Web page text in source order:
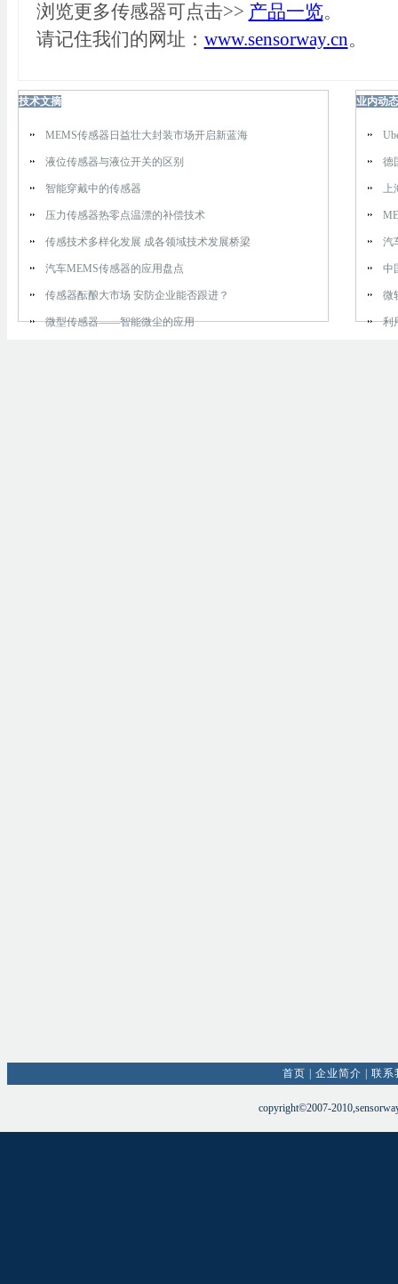
浏览更多传感器可点击>> 产品一览。
请记住我们的网址： www.sensorway.cn。
技术文摘
MEMS传感器日益壮大封装市场开启新蓝海
液位传感器与液位开关的区别
智能穿戴中的传感器
压力传感器热零点温漂的补偿技术
传感技术多样化发展 成各领域技术发展桥梁
汽车MEMS传感器的应用盘点
传感器酝酿大市场 安防企业能否跟进？
微型传感器——智能微尘的应用
业内动态
德
上
汽
中
微
利
首页 企业简介 联系
copyright©2007-